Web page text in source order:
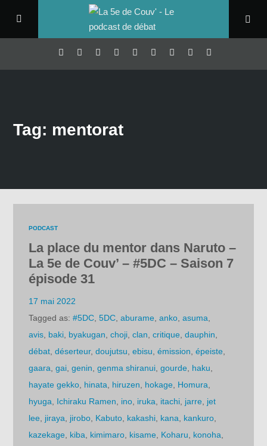
Tag: mentorat
PODCAST
La place du mentor dans Naruto –
La 5e de Couv’ – #5DC – Saison 7
épisode 31
17 mai 2022
Tagged as:#5DC ,5DC ,aburame ,anko ,asuma
avis baki byakugan ,choji ,clan ,critique ,dauphin
débat ,déserteur,doujutsu ,ebisu ,émission ,épeiste
gaara ,gai ,genin ,genma shiranui ,gourde haku
hayate gekko hinata hiruzen hokage Homura
hyuga
Ichiraku Ramen ino iruka itachi jarre jet
lee jiraya jirobo Kabuto kakashi kana kankuro
kazekage kiba kimimaro kisame Koharu konoha